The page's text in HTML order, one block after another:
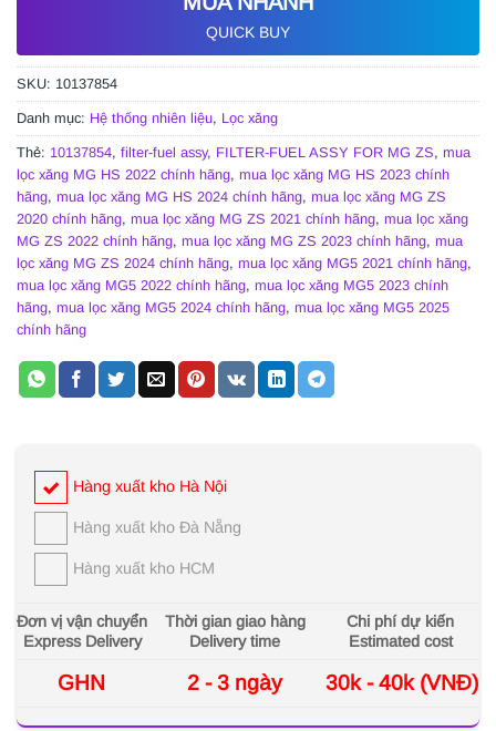
QUICK BUY
SKU: 10137854
Danh mục: Hệ thống nhiên liệu, Lọc xăng
Thẻ: 10137854, filter-fuel assy, FILTER-FUEL ASSY FOR MG ZS, mua
lọc xăng MG HS 2022 chính hãng, mua lọc xăng MG HS 2023 chính
hãng, mua lọc xăng MG HS 2024 chính hãng, mua lọc xăng MG ZS
2020 chính hãng, mua lọc xăng MG ZS 2021 chính hãng, mua lọc xăng
MG ZS 2022 chính hãng, mua lọc xăng MG ZS 2023 chính hãng, mua
lọc xăng MG ZS 2024 chính hãng, mua lọc xăng MG5 2021 chính hãng,
mua lọc xăng MG5 2022 chính hãng, mua lọc xăng MG5 2023 chính
hãng, mua lọc xăng MG5 2024 chính hãng, mua lọc xăng MG5 2025
chính hãng
Hàng xuất kho Hà Nội
Hàng xuất kho Đà Nẵng
Hàng xuất kho HCM
Đơn vị vận chuyển
Express Delivery
Thời gian giao hàng
Delivery time
Chi phí dự kiến
Estimated cost
GHN 2 - 3 ngày 30k - 40k (VNĐ)